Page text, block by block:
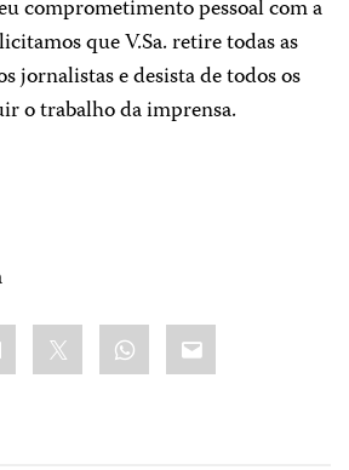
comprometimento pessoal com a
que V.Sa. retire todas as
jornalistas e desista de todos os
o trabalho da imprensa.
WhatsApp
Email